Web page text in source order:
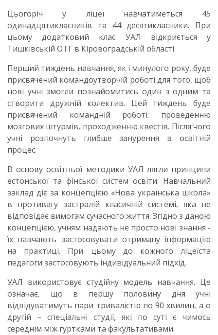
Цьогоріч у ліцеї навчатиметься 45
одинадцятикласників та 44 десятикласники. При
цьому додатковий клас УАЛ відкриється у
Тишківській ОТГ в Кіровоградській області.
Перший тиждень навчання, як і минулого року, буде
присвячений командоутворчій роботі для того, щоб
нові учні змогли познайомитись один з одним та
створити дружній колектив. Цей тиждень буде
присвячений командній роботі: проведенню
мозгових штурмів, проходженню квестів. Після чого
учні розпочнуть глибше занурення в освітній
процес.
В основу освітньої методики УАЛ лягли принципи
естонської та фінської систем освіти. Навчальний
заклад діє за концепцією «Нова українська школа»
в противагу застралій класичній системі, яка не
відповідає вимогам сучасного життя. Згідно з даною
концепцією, учням надають не просто нові знання -
їх навчають застосовувати отриману інформацію
на практиці. При цьому до кожного ліцеїста
педагоги застосовують індивідуальний підхід.
УАЛ використовує студійну модель навчання. Це
означає, що в першу половину дня учні
відвідуватимуть пари тривалістю по 90 хвилин, а о
другій – спеціальні студії, які по суті є чимось
середнім між гуртками та факультативами.